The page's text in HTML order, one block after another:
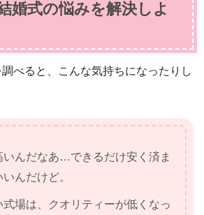
婚式の悩みを解決しよ
べると、こんな気持ちになったりし
いんだなあ…できるだけ安く済ま
んだけど。
式場は、クオリティーが低くなっ